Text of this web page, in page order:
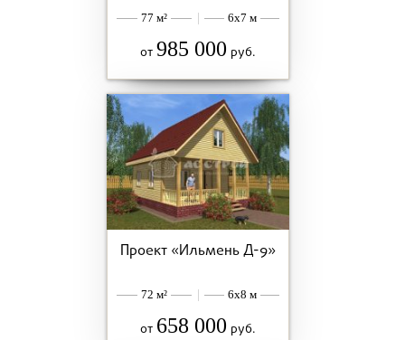
77 м² 6x7 м
от985 000 руб.
Проект «Ильмень Д-9»
72 м² 6x8 м
от 658 000 руб.